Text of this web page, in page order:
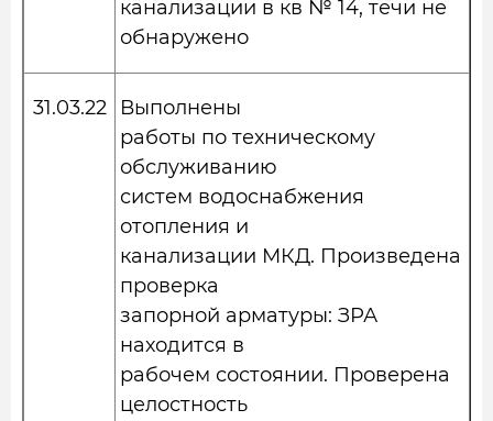
канализации в кв № 14, течи не
обнаружено
31.03.22
Выполнены
работы по техническому
обслуживанию
систем водоснабжения
отопления и
канализации МКД. Произведена
проверка
запорной арматуры: ЗРА
находится в
рабочем состоянии. Проверена
целостность